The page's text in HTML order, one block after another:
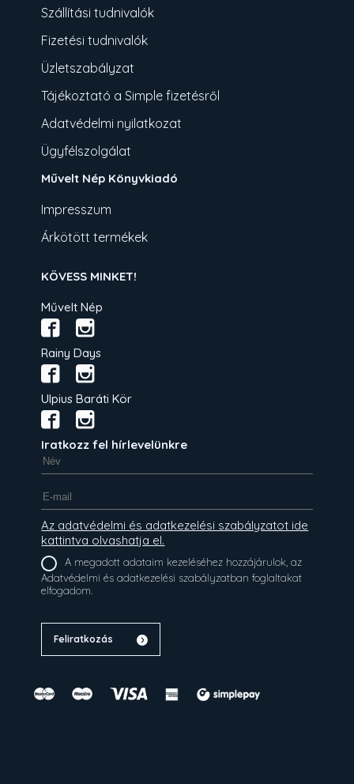
Szállítási tudnivalók
Fizetési tudnivalók
Üzletszabályzat
Tájékoztató a Simple fizetésről
Adatvédelmi nyilatkozat
Ügyfélszolgálat
Művelt Nép Könyvkiadó
Impresszum
Árkötött termékek
KÖVESS MINKET!
Művelt Nép
Rainy Days
Ulpius Baráti Kör
Iratkozz fel hírlevelünkre
Az adatvédelmi és adatkezelési szabályzatot ide
kattintva olvashatja el.
A megadott adataim kezeléséhez hozzájárulok, az
Adatvédelmi és adatkezelési szabályzatban foglaltakat
elfogadom.
Feliratkozás